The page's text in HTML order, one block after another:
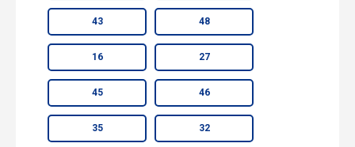
43 48
16 27
45 46
35 32